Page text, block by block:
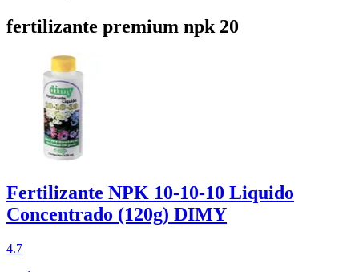
fertilizante premium npk 20
Fertilizante NPK 10-10-10 Liquido
Concentrado (120g) DIMY
4.7